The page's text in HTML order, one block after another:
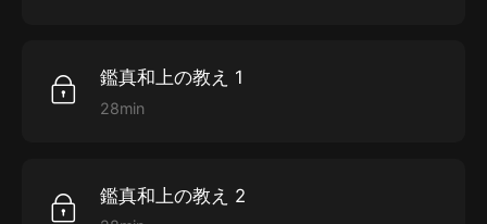
鑑真和上の教え 1
28min
鑑真和上の教え 2